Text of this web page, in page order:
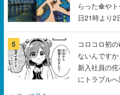
らった傘や
日21時より2
5
コロコロ初
ないんです
新入社員の
にトラブル